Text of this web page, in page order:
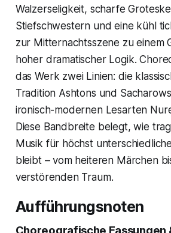
Walzerseligkeit, scharfe
Stiefschwestern und eine kühl
zur Mitternachtsszene zu einem
hoher dramatischer Logik.
das Werk zwei Linien: die
Tradition Ashtons und
ironisch-modernen Lesarten
Diese Bandbreite belegt, wie
Musik für höchst
bleibt – vom heiteren Märchen
verstörenden Traum.
Aufführungsnoten
Choreografische Fassungen